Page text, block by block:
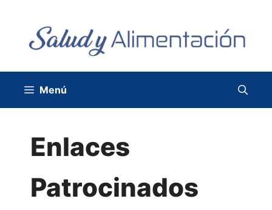
contenido
Menú
Enlaces
Patrocinados